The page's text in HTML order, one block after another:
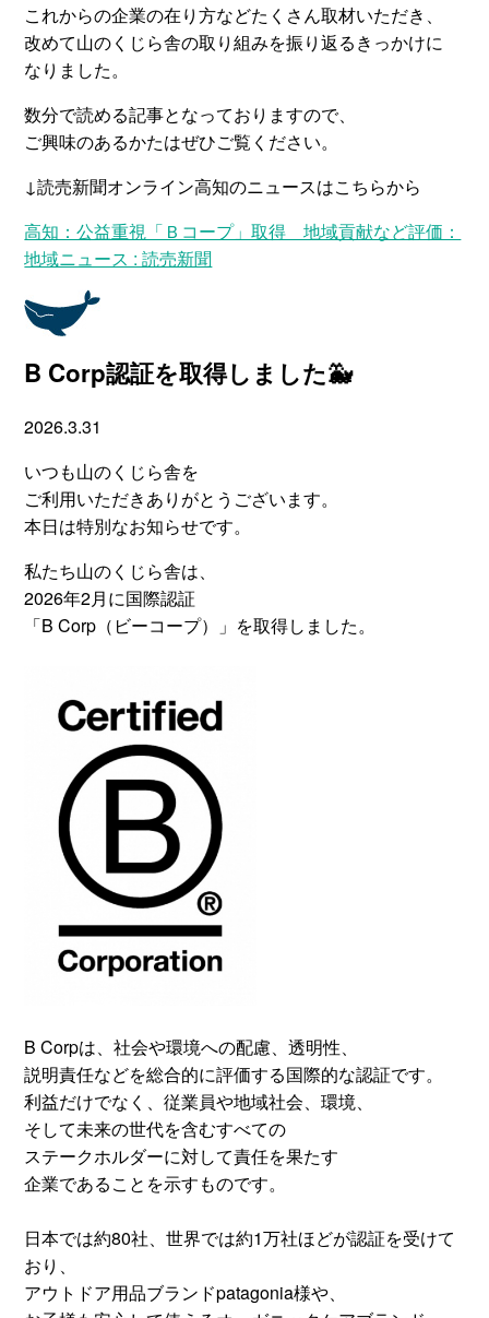
これからの企業の在り方などたくさん取材いただき、
改めて山のくじら舎の取り組みを振り返るきっかけに
なりました。
数分で読める記事となっておりますので、
ご興味のあるかたはぜひご覧ください。
↓読売新聞オンライン高知のニュースはこちらから
高知：公益重視「Ｂコープ」取得 地域貢献など評価：
地域ニュース : 読売新聞
B Corp認証を取得しました🐳
2026.3.31
いつも山のくじら舎を
ご利用いただきありがとうございます。
本日は特別なお知らせです。
私たち山のくじら舎は、
2026年2月に国際認証
「B Corp（ビーコープ）」を取得しました。
B Corpは、社会や環境への配慮、透明性、
説明責任などを総合的に評価する国際的な認証です。
利益だけでなく、従業員や地域社会、環境、
そして未来の世代を含むすべての
ステークホルダーに対して責任を果たす
企業であることを示すものです。
日本では約80社、世界では約1万社ほどが認証を受けて
おり、
アウトドア用品ブランドpatagonia様や、